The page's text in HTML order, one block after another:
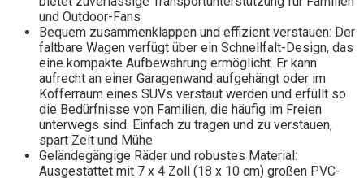
und Outdoor-Fans
Bequem zusammenklappen und effizient verstauen: Der
faltbare Wagen verfügt über ein Schnellfalt-Design, das
eine kompakte Aufbewahrung ermöglicht. Er kann
aufrecht an einer Garagenwand aufgehängt oder im
Kofferraum eines SUVs verstaut werden und erfüllt so
die Bedürfnisse von Familien, die häufig im Freien
unterwegs sind. Einfach zu tragen und zu verstauen,
spart Zeit und Mühe
Geländegängige Räder und robustes Material:
Ausgestattet mit 7 x 4 Zoll (18 x 10 cm) großen PVC-